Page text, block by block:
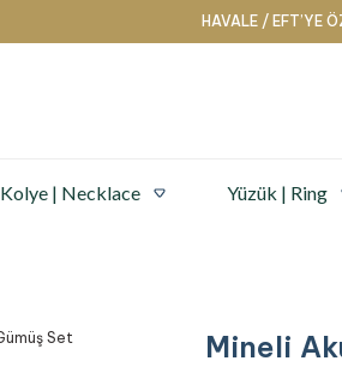
HAVALE / EFT’YE
Kolye | Necklace Yüzük | Ring
Mineli